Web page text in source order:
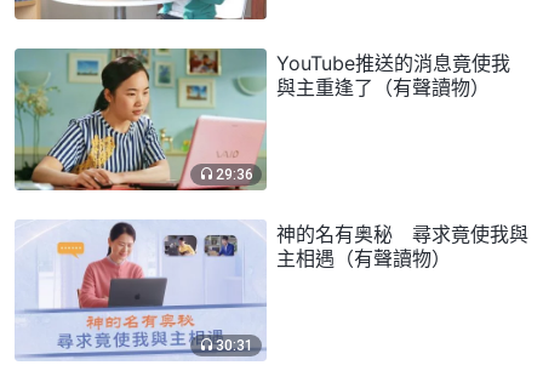
29:36
YouTube推送的消息竟使我
與主重逢了（有聲讀物）
30:31
神的名有奥秘 尋求竟使我與
主相遇（有聲讀物）